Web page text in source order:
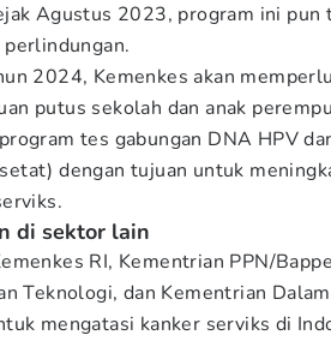
Agustus 2023, program ini pun
perlindungan.
2024, Kemenkes akan
putus sekolah dan anak
tes gabungan DNA HPV
dengan tujuan untuk
di sektor lain
RI, Kementrian PPN/
Teknologi, dan Kementrian
mengatasi kanker serviks di